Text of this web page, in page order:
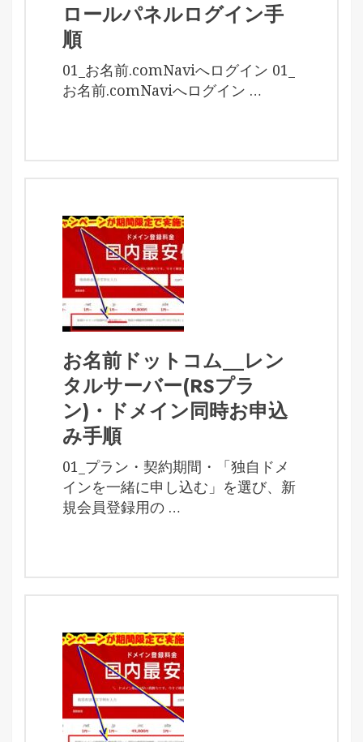
ロールパネルログイン手
順
01_お名前.comNaviへログイン 01_
お名前.comNaviへログイン …
お名前ドットコム__レン
タルサーバー(RSプラ
ン)・ドメイン同時お申込
み手順
01_プラン・契約期間・「独自ドメ
インを一緒に申し込む」を選び、新
規会員登録用の …